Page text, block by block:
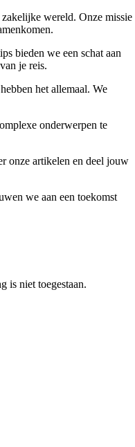
wereld. Onze missie
bieden we een schat aan
je reis.
het allemaal. We
onderwerpen te
onze artikelen en deel jouw
we aan een toekomst
is niet toegestaan.